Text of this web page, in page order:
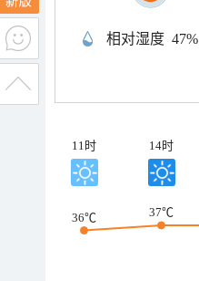
相对湿度 47%
11时 14时
36℃ 37℃